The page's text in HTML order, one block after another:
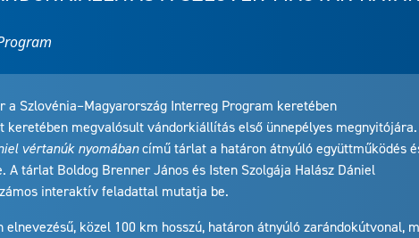
Szlovénia–Magyarország Interreg Program keretében
megvalósult vándorkiállítás első ünnepélyes
vértanúk nyomábancímű tárlat a határon átnyúló együttműködés
tárlat Boldog Brenner János és Isten Szolgája Halász Dániel
interaktív feladattal mutatja be.
közel 100 km hosszú, határon átnyúló zarándokútvonal,